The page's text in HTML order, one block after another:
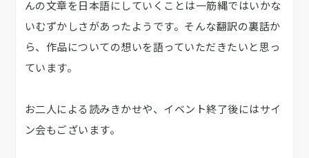
んの文章を日本語にしていくことは一筋縄ではいかな
いむずかしさがあったようです。そんな翻訳の裏話か
ら、作品についての想いを語っていただきたいと思っ
ています。
お二人による読みきかせや、イベント終了後にはサイ
ン会もございます。